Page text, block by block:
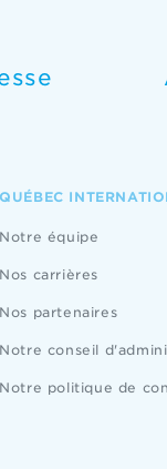
QUÉBEC
Notre équipe
Nos carrières
Nos partenaires
Notre conseil
Notre politique de